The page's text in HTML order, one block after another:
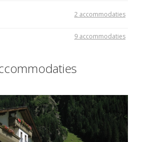
2 accommodaties
9 accommodaties